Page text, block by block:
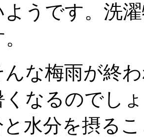
ようです。洗
んな梅雨が終
なるのでし
水分を摂る